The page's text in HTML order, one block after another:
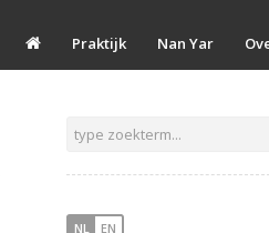
Praktijk Nan Yar
NL EN